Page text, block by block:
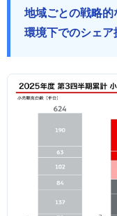
地域ごとの戦略
環境下でのシェア